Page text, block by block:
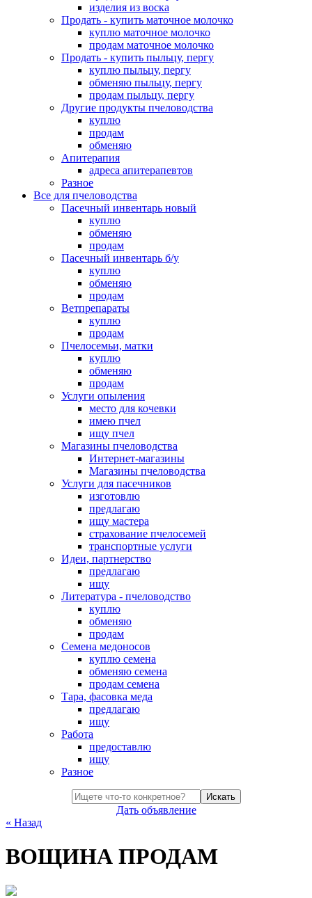
изделия из воска
Продать - купить маточное молочко
куплю маточное молочко
продам маточное молочко
Продать - купить пыльцу, пергу
куплю пыльцу, пергу
обменяю пыльцу, пергу
продам пыльцу, пергу
Другие продукты пчеловодства
куплю
продам
обменяю
Апитерапия
адреса апитерапевтов
Разное
Все для пчеловодства
Пасечный инвентарь новый
куплю
обменяю
продам
Пасечный инвентарь б/у
куплю
обменяю
продам
Ветпрепараты
куплю
продам
Пчелосемьи, матки
куплю
обменяю
продам
Услуги опыления
место для кочевки
имею пчел
ищу пчел
Магазины пчеловодства
Интернет-магазины
Магазины пчеловодства
Услуги для пасечников
изготовлю
предлагаю
ищу мастера
страхование пчелосемей
транспортные услуги
Идеи, партнерство
предлагаю
ищу
Литература - пчеловодство
куплю
обменяю
продам
Семена медоносов
куплю семена
обменяю семена
продам семена
Тара, фасовка меда
предлагаю
ищу
Работа
предоставлю
ищу
Разное
Искать
Дать объявление
« Назад
ВОЩИНА ПРОДАМ